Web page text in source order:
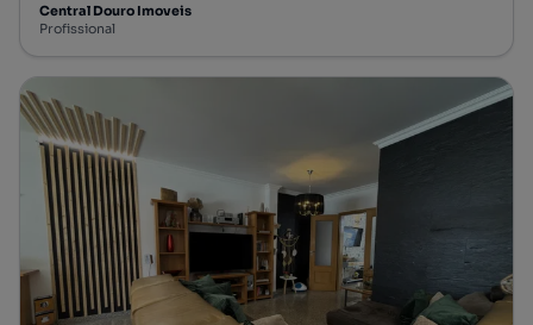
Central Douro Imoveis
Profissional